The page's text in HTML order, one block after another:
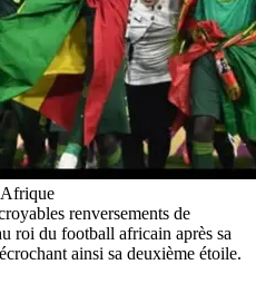
renversements de
roi du football africain après sa
ainsi sa deuxième étoile.